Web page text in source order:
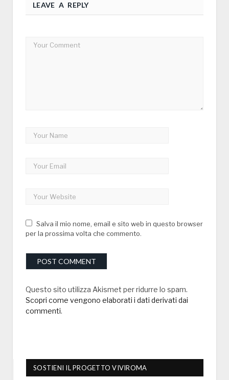
LEAVE A REPLY
Salva il mio nome, email e sito web in questo browser
per la prossima volta che commento.
Questo sito utilizza Akismet per ridurre lo spam.
Scopri come vengono elaborati i dati derivati dai
commenti.
SOSTIENI IL PROGETTO VIVIROMA